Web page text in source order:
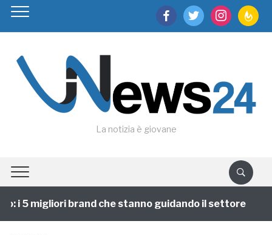
facebooktwitter instagram
La notizia è giovane
5 migliori brand che stanno guidando il settore